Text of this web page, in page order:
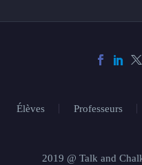
Élèves Professeurs
2019 @ Talk and